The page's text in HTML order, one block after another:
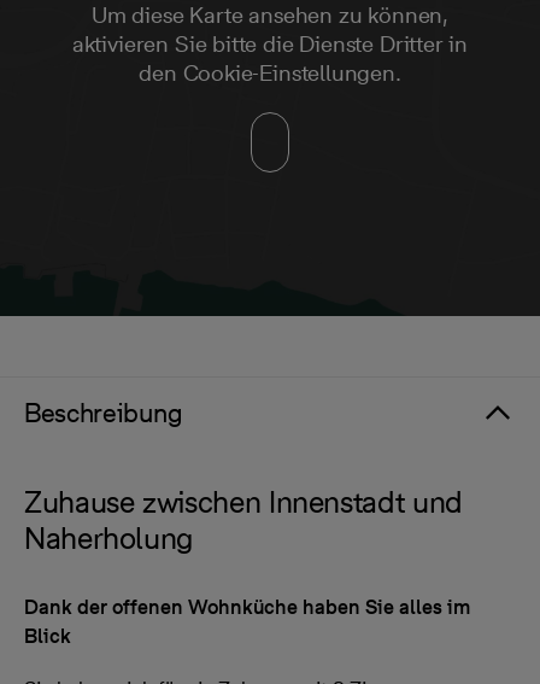
Um diese Karte ansehen zu können,
aktivieren Sie bitte die Dienste Dritter in
den Cookie-Einstellungen.
Beschreibung
Zuhause zwischen Innenstadt und
Naherholung
Dank der offenen Wohnküche haben Sie alles im
Blick